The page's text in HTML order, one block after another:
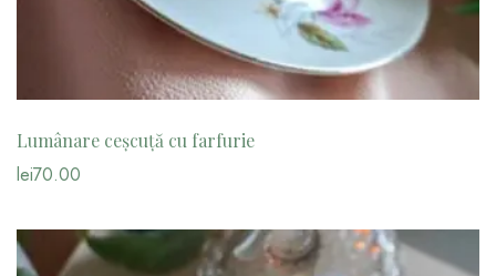
Lumânare ceșcuță cu farfurie
lei70.00